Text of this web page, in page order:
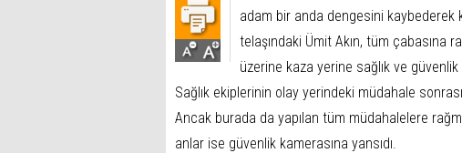
adam bir anda dengesini kaybederek
telaşındaki Ümit Akın, tüm çabasına
üzerine kaza yerine sağlık ve
Sağlık ekiplerinin olay yerindeki müdahale
Ancak burada da yapılan tüm müdahalelere
anlar ise güvenlik kamerasına yansıdı.